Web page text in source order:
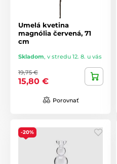
Umelá kvetina
magnólia červená, 71
cm
Skladom, v stredu 12. 8. u vás
19,75 €
15,80 €
Porovnať
-20%